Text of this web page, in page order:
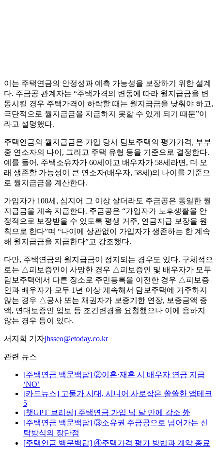
이는 주택연금의 안정성과 예측 가능성을 보장하기 위한 설계
다. 주금공 관계자는 “주택가격의 변동에 따라 월지급금을 변
동시킬 경우 주택가격이 하락할 때는 월지급금을 낮춰야 하고,
극단적으로 월지급금을 지급하지 못할 수 있게 되기 때문”이
라고 설명했다.
주택연금의 월지급금은 가입 당시 담보주택의 평가가격, 부부
중 연소자의 나이, 그리고 주택 유형 등을 기준으로 결정한다.
예를 들어, 주택소유자가 60세이고 배우자가 58세라면, 더 오
래 생존할 가능성이 큰 연소자(배우자, 58세)의 나이를 기준으
로 월지급금을 계산한다.
가입자가 100세, 심지어 그 이상 살더라도 주금공은 동일한 월
지급금을 계속 지급한다. 주금공은 “가입자가 노후생활을 안
정적으로 보장받을 수 있도록 평생 거주, 연금지급 보장을 원
칙으로 한다”며 “나이에 상관없이 가입자가 생존하는 한 계속
해 월지급금을 지급한다”고 강조했다.
다만, 주택연금의 월지급금이 정지되는 경우도 있다. 구체적으
로는 △피보증인이 사망한 경우 △피보증인 및 배우자가 모두
담보주택에서 다른 장소로 주민등록을 이전한 경우 △피보증
인과 배우자가 모두 1년 이상 계속해서 담보주택에 거주하지
않는 경우 △공사 또는 채권자가 보증기한 연장, 보증금액 증
액, 연대보증인 입보 등 조건변경을 요청했으나 이에 응하지
않는 경우 등이 있다.
서지희 기자jhsseo@etoday.co.kr
관련 뉴스
[주택연금 백문백답] ②이혼·재혼 시 배우자 연금 지급
‘NO’
[카드뉴스] 고물가 시대, 시니어 사로잡은 쏠쏠한 앱테크
5
[챗GPT 브리핑] 주택연금 가입 넉 달 만에 감소 外
[주택연금 백문백답] ③소유권 주금공으로 넘어가는 신
탁방식의 장단점
[주택연금 백문백답] ④주택가격 평가 방법과 계약 종료